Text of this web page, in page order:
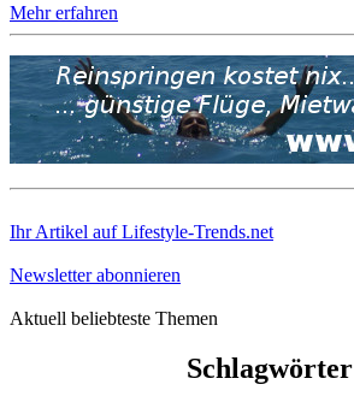
Mehr erfahren
Ihr Artikel auf Lifestyle-Trends.net
Newsletter abonnieren
Aktuell beliebteste Themen
Schlagwörter